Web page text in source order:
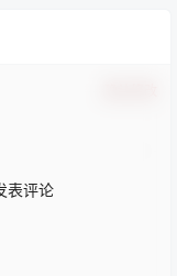
表评论